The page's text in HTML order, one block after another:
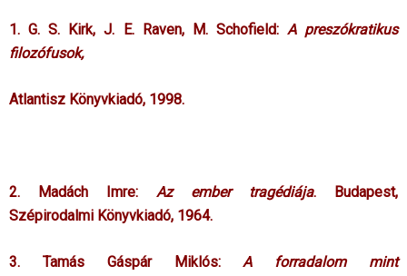
1. G. S. Kirk, J. E. Raven, M. Schofield: A preszókratikus
filozófusok,
Atlantisz Könyvkiadó, 1998.
2. Madách Imre: Az ember tragédiája. Budapest,
Szépirodalmi Könyvkiadó, 1964.
3. Tamás Gáspár Miklós:A forradalom mint